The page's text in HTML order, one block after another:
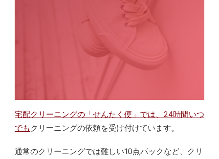
宅配クリーニングの「せんたく便」では、24時間いつ
でも クリーニングの依頼を受け付けています。
通常のクリーニングでは難しい10点パックなど、クリ